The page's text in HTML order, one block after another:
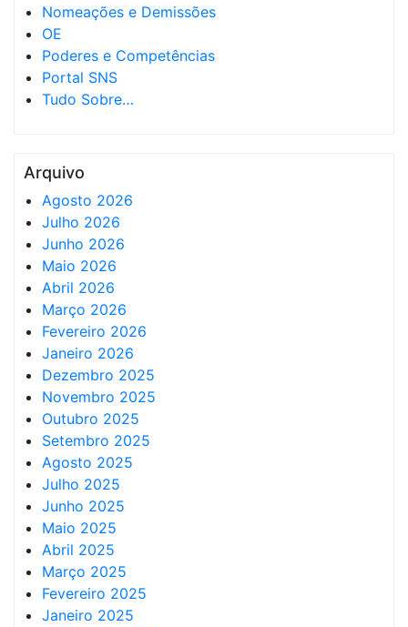
Nomeações e Demissões
OE
Poderes e Competências
Portal SNS
Tudo Sobre…
Arquivo
Agosto 2026
Julho 2026
Junho 2026
Maio 2026
Abril 2026
Março 2026
Fevereiro 2026
Janeiro 2026
Dezembro 2025
Novembro 2025
Outubro 2025
Setembro 2025
Agosto 2025
Julho 2025
Junho 2025
Maio 2025
Abril 2025
Março 2025
Fevereiro 2025
Janeiro 2025